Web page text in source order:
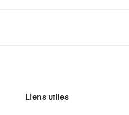
Liens utiles